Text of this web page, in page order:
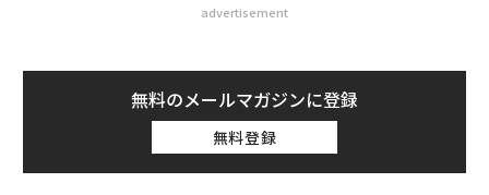
advertisement
無料のメールマガジンに登録
無料登録